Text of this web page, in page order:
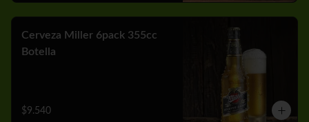
Cerveza Miller 6pack 355cc
Botella
$9.540